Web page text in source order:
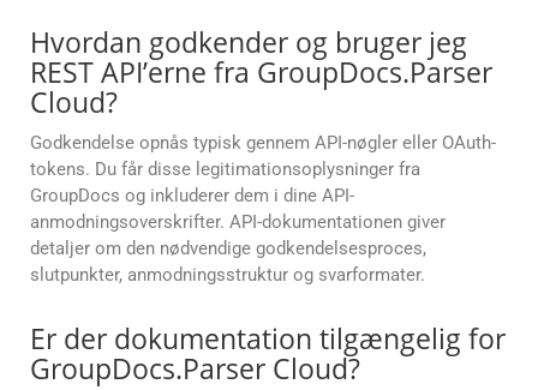
Hvordan godkender og bruger jeg
REST API’erne fra GroupDocs.Parser
Cloud?
Godkendelse opnås typisk gennem API-nøgler eller OAuth-
tokens. Du får disse legitimationsoplysninger fra
GroupDocs og inkluderer dem i dine API-
anmodningsoverskrifter. API-dokumentationen giver
detaljer om den nødvendige godkendelsesproces,
slutpunkter, anmodningsstruktur og svarformater.
Er der dokumentation tilgængelig for
GroupDocs.Parser Cloud?